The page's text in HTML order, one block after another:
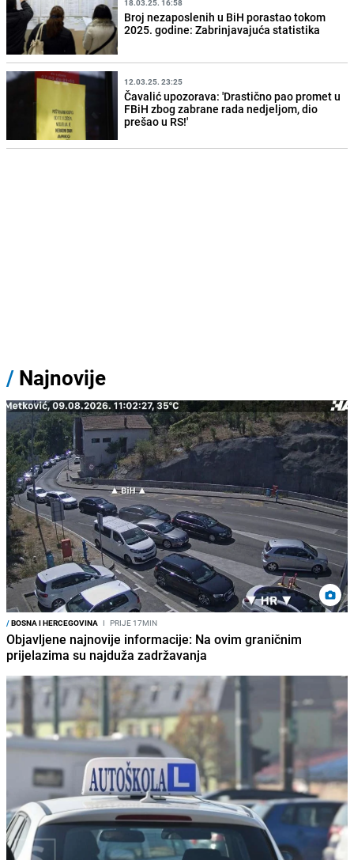
18.03.25. 16:58
Broj nezaposlenih u BiH porastao tokom
2025. godine: Zabrinjavajuća statistika
12.03.25. 23:25
Čavalić upozorava: 'Drastično pao promet u
FBiH zbog zabrane rada nedjeljom, dio
prešao u RS!'
/ Najnovije
/BOSNA I HERCEGOVINA I PRIJE 17MIN
Objavljene najnovije informacije: Na ovim graničnim
prijelazima su najduža zadržavanja